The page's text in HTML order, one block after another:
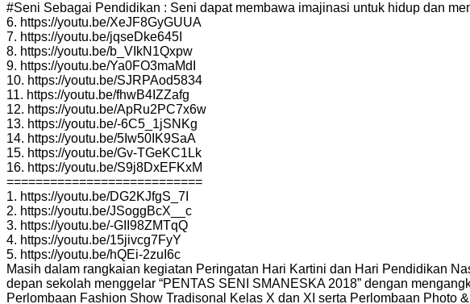
#Seni Sebagai Pendidikan : Seni dapat membawa imajinasi untuk hidup dan
6. https://youtu.be/XeJF8GyGUUA
7. https://youtu.be/jqseDke645I
8. https://youtu.be/b_VIkN1Qxpw
9. https://youtu.be/Ya0FO3maMdI
10. https://youtu.be/SJRPAod5834
11. https://youtu.be/fhwB4IZZafg
12. https://youtu.be/ApRu2PC7x6w
13. https://youtu.be/-6C5_1jSNKg
14. https://youtu.be/5Iw50IK9SaA
15. https://youtu.be/Gv-TGeKC1Lk
16. https://youtu.be/S9j8DxEFKxM
===========================
1. https://youtu.be/DG2KJfgS_7I
2. https://youtu.be/JSoggBcX__c
3. https://youtu.be/-GII98ZMTqQ
4. https://youtu.be/15jivcg7FyY
5. https://youtu.be/hQEi-2zuI6c
Masih dalam rangkaian kegiatan Peringatan Hari Kartini dan Hari Pendidikan
depan sekolah menggelar “PENTAS SENI SMANESKA 2018” dengan
Perlombaan Fashion Show Tradisonal Kelas X dan XI serta Perlombaan